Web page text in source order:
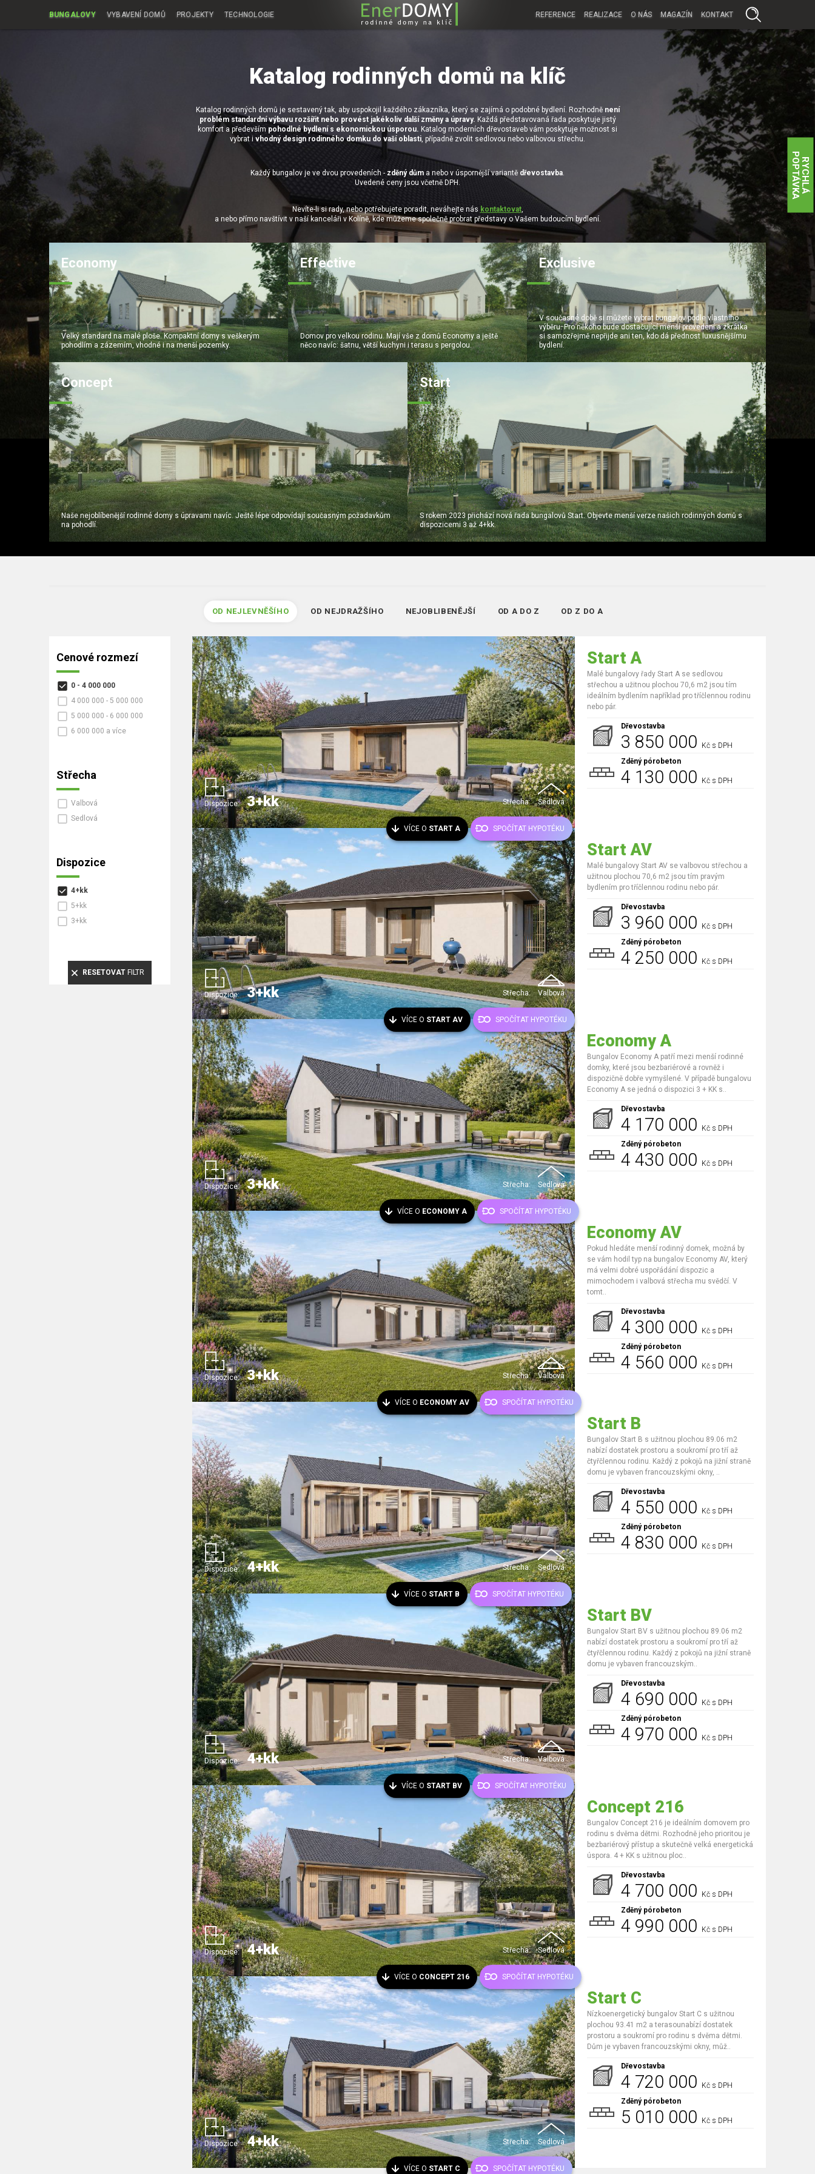
BUNGALOVY VYBAVENÍ DOMŮ PROJEKTY TECHNOLOGIE KONTAKT
MAGAZÍN
O NÁS
REALIZACE
REFERENCE
Katalog rodinných domů na klíč
Katalog rodinných domů je sestavený tak, aby uspokojil každého zákazníka, který se zajímá o podobné bydlení. Rozhodně není
problém standardní výbavu rozšířit nebo provést jakékoliv další změny a úpravy. Každá představovaná řada poskytuje jistý
komfort a především pohodlné bydlení s ekonomickou úsporou. Katalog moderních dřevostaveb vám poskytuje možnost si
vybrat i vhodný design rodinného domku do vaší oblasti, případně zvolit sedlovou nebo valbovou střechu.
Každý bungalov je ve dvou provedeních - zděný dům a nebo v úspornější variantě dřevostavba.
Uvedené ceny jsou včetně DPH.
Nevíte-li si rady, nebo potřebujete poradit, neváhejte nás kontaktovat,
a nebo přímo navštívit v naší kanceláři v Kolíně, kde můžeme společně probrat představy o Vašem budoucím bydlení.
Economy
Velký standard na malé ploše. Kompaktní domy s veškerým
pohodlím a zázemím, vhodné i na menší pozemky.
Effective
Domov pro velkou rodinu. Mají vše z domů Economy a ještě
něco navíc: šatnu, větší kuchyni i terasu s pergolou.
Exclusive
V současné době si můžete vybrat bungalov podle vlastního
výběru. Pro někoho bude dostačující menší provedení a zkrátka
si samozřejmě nepřijde ani ten, kdo dá přednost luxusnějšímu
bydlení.
Concept
Naše nejoblíbenější rodinné domy s úpravami navíc. Ještě lépe odpovídají současným požadavkům
na pohodlí.
Start
S rokem 2023 přichází nová řada bungalovů Start. Objevte menší verze našich rodinných domů s
dispozicemi 3 až 4+kk.
OD NEJLEVNĚŠÍHO OD NEJDRAŽŠÍHO NEJOBLIBENĚJŠÍ OD A DO Z OD Z DO A
Cenové rozmezí
0 - 4 000 000
4 000 000 - 5 000 000
5 000 000 - 6 000 000
6 000 000 a více
Střecha
Valbová
Sedlová
Dispozice
4+kk
5+kk
3+kk
RESETOVATFILTR
Střecha: Sedlová
Dispozice: 3+kk
Start A
Malé bungalovy řady Start A se sedlovou
střechou a užitnou plochou 70,6 m2 jsou tím
ideálním bydlením například pro tříčlennou rodinu
nebo pár.
Dřevostavba
3 850 000
Kč s DPH
Zděný pórobeton
4 130 000 Kč s DPH
VÍCE O START A SPOČÍTAT HYPOTÉKU
Střecha: Valbová
Dispozice: 3+kk
Start AV
Malé bungalovy Start AV se valbovou střechou a
užitnou plochou 70,6 m2 jsou tím pravým
bydlením pro tříčlennou rodinu nebo pár.
Dřevostavba
3 960 000
Kč s DPH
Zděný pórobeton
4 250 000 Kč s DPH
VÍCE O START AV SPOČÍTAT HYPOTÉKU
Střecha: Sedlová
Dispozice: 3+kk
Economy A
Bungalov Economy A patří mezi menší rodinné
domky, které jsou bezbariérové a rovněž i
dispozičně dobře vymyšlené. V případě bungalovu
Economy A se jedná o dispozici 3 + KK s..
Dřevostavba
4 170 000
Kč s DPH
Zděný pórobeton
4 430 000 Kč s DPH
VÍCE O ECONOMY A SPOČÍTAT HYPOTÉKU
Střecha: Valbová
Dispozice: 3+kk
Economy AV
Pokud hledáte menší rodinný domek, možná by
se vám hodil typ na bungalov Economy AV, který
má velmi dobré uspořádání dispozic a
mimochodem i valbová střecha mu svědčí. V
tomt..
Dřevostavba
4 300 000
Kč s DPH
Zděný pórobeton
4 560 000 Kč s DPH
VÍCE O ECONOMY AV SPOČÍTAT HYPOTÉKU
Střecha: Sedlová
Dispozice: 4+kk
Start B
Bungalov Start B s užitnou plochou 89.06 m2
nabízí dostatek prostoru a soukromí pro tří až
čtyřčlennou rodinu. Každý z pokojů na jižní straně
domu je vybaven francouzskými okny, ..
Dřevostavba
4 550 000
Kč s DPH
Zděný pórobeton
4 830 000 Kč s DPH
VÍCE O START B SPOČÍTAT HYPOTÉKU
Střecha: Valbová
Dispozice: 4+kk
Start BV
Bungalov Start BV s užitnou plochou 89.06 m2
nabízí dostatek prostoru a soukromí pro tří až
čtyřčlennou rodinu. Každý z pokojů na jižní straně
domu je vybaven francouzským..
Dřevostavba
4 690 000
Kč s DPH
Zděný pórobeton
4 970 000 Kč s DPH
VÍCE O START BV SPOČÍTAT HYPOTÉKU
Střecha: Sedlová
Dispozice: 4+kk
Concept 216
Bungalov Concept 216 je ideálním domovem pro
rodinu s dvěma dětmi. Rozhodně jeho prioritou je
bezbariérový přístup a skutečně velká energetická
úspora. 4 + KK s užitnou ploc..
Dřevostavba
4 700 000
Kč s DPH
Zděný pórobeton
4 990 000 Kč s DPH
VÍCE O CONCEPT 216 SPOČÍTAT HYPOTÉKU
Střecha: Sedlová
Dispozice: 4+kk
Start C
Nízkoenergetický bungalov Start C s užitnou
plochou 93.41 m2 a terasounabízí dostatek
prostoru a soukromí pro rodinu s dvěma dětmi.
Dům je vybaven francouzskými okny, můž..
Dřevostavba
4 720 000
Kč s DPH
Zděný pórobeton
5 010 000 Kč s DPH
VÍCE O START C SPOČÍTAT HYPOTÉKU
R
Y
C
H
L
Á
PO
P
T
Á
V
K
A